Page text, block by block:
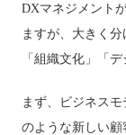
DXマネジメント
ますが、大きく
「組織文化」「
まず、ビジネス
のような新しい